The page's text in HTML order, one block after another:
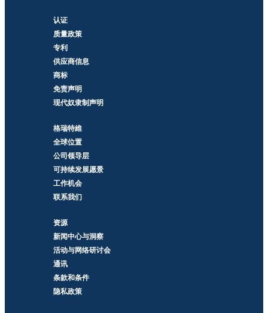
认证
质量政策
专利
供应商信息
商标
免责声明
现代奴隶制声明
格瑞特維
全球位置
公司领导层
可持续发展愿景
工作机会
联系我们
资源
新闻中心与洞察
活动与网络研讨会
通讯
条款和条件
隐私政策